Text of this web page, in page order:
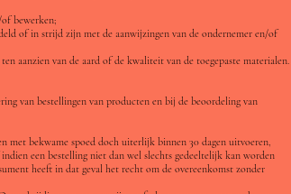
bewerken;
of in strijd zijn met de aanwijzingen van de ondernemer en/of
aanzien van de aard of de kwaliteit van de toegepaste materialen.
van bestellingen van producten en bij de beoordeling van
met bekwame spoed doch uiterlijk binnen 30 dagen uitvoeren,
een bestelling niet dan wel slechts gedeeltelijk kan worden
heeft in dat geval het recht om de overeenkomst zonder